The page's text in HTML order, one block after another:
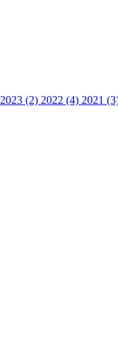
2023 (2) 2022 (4) 2021